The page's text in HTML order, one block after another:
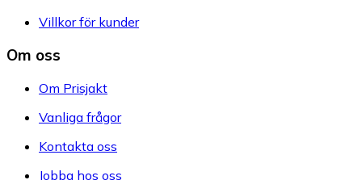
Villkor för kunder
Om oss
Om Prisjakt
Vanliga frågor
Kontakta oss
Jobba hos oss